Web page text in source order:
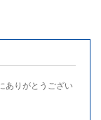
ありがとうござい